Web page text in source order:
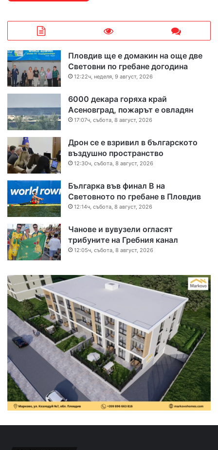
Пловдив ще е домакин на още две
Световни по гребане догодина
12:22ч, неделя, 9 август, 2026
6000 декара горяха край
Асеновград, пожарът е овладян
17:07ч, събота, 8 август, 2026
Дрон се е взривил в българското
въздушно пространство
12:30ч, събота, 8 август, 2026
Българка във финал B на
Световното по гребане в Пловдив
12:14ч, събота, 8 август, 2026
Чанове и вувузели огласят
трибуните на Гребния канал
12:05ч, събота, 8 август, 2026